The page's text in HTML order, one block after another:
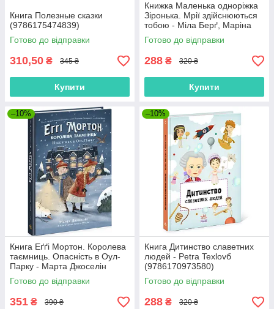
Книга Полезные сказки
(9786175474839)
Готово до відправки
310,50 ₴ 345 ₴
Купити
Книжка Маленька одноріжка
Зіронька. Мрії здійснюються
тобою - Міла Берґ, Маріна
Кремер (9786170959324)
Готово до відправки
288 ₴ 320 ₴
Купити
–10%
Книга Еґґі Мортон. Королева
таємниць. Опасність в Оул-
Парку - Марта Джоселін
(9786170971692)
Готово до відправки
351 ₴ 390 ₴
–10%
Книга Дитинство славетних
людей - Petra Texlovб
(9786170973580)
Готово до відправки
288 ₴ 320 ₴